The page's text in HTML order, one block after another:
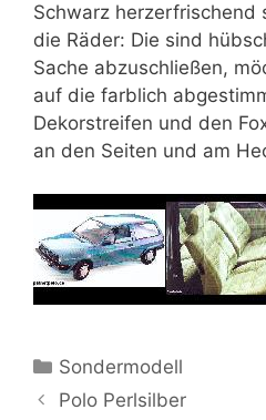
Schwarz herzerfrischend
die Räder: Die sind
Sache abzuschließen,
auf die farblich
Dekorstreifen und den
an den Seiten und am
Kategorien
Sondermodell
Polo Perlsilber